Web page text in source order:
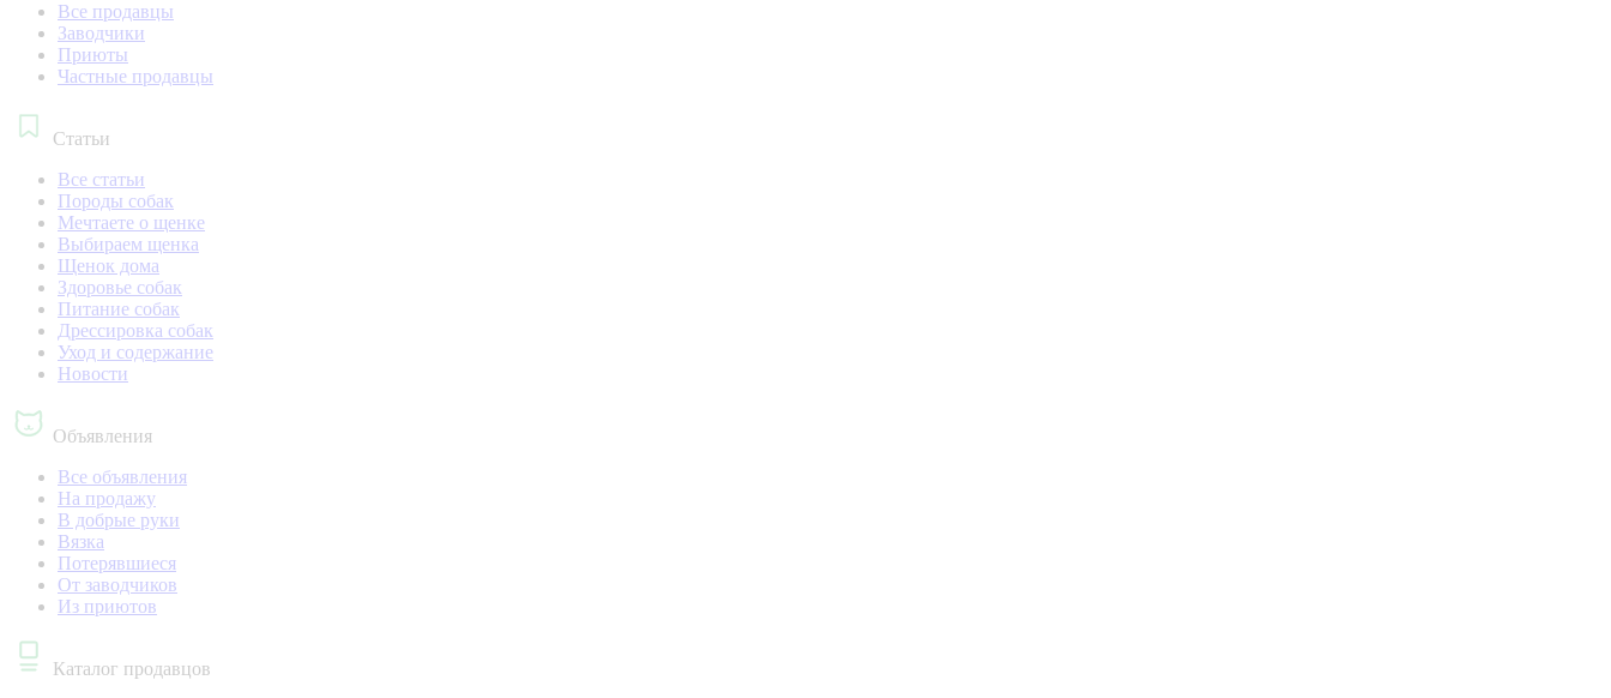
Все продавцы
Заводчики
Приюты
Частные продавцы
Статьи
Все статьи
Породы собак
Мечтаете о щенке
Выбираем щенка
Щенок дома
Здоровье собак
Питание собак
Дрессировка собак
Уход и содержание
Новости
Объявления
Все объявления
На продажу
В добрые руки
Вязка
Потерявшиеся
От заводчиков
Из приютов
Каталог продавцов